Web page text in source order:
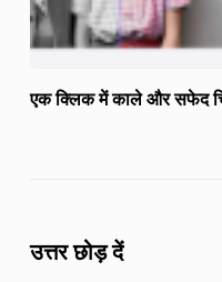
एक क्लिक में काले और सफेद
उत्तर छोड़ दें